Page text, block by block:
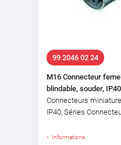
99 2046 02 24
M16 Connecteur
blindable, souder, IP40
Connecteurs
IP40, Séries
Informations